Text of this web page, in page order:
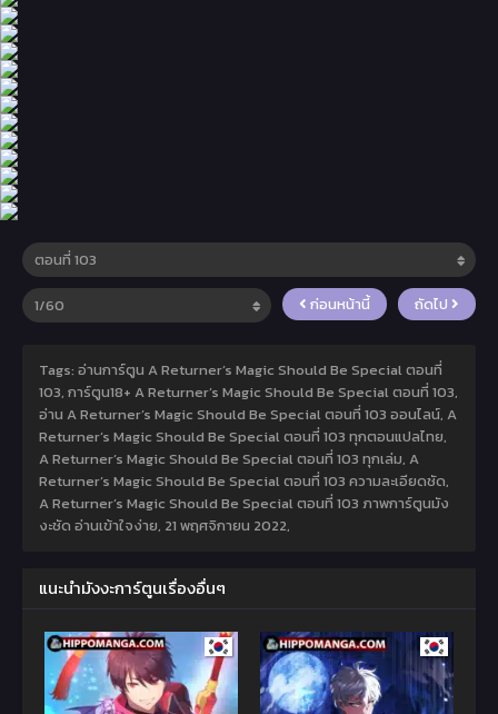
ก่อนหน้านี้ ถัดไป
Tags: อ่านการ์ตูน A Returner’s Magic Should Be Special ตอนที่
103, การ์ตูน18+ A Returner’s Magic Should Be Special ตอนที่ 103,
อ่าน A Returner’s Magic Should Be Special ตอนที่ 103 ออนไลน์, A
Returner’s Magic Should Be Special ตอนที่ 103 ทุกตอนแปลไทย,
A Returner’s Magic Should Be Special ตอนที่ 103 ทุกเล่ม, A
Returner’s Magic Should Be Special ตอนที่ 103 ความละเอียดชัด,
A Returner’s Magic Should Be Special ตอนที่ 103 ภาพการ์ตูนมัง
งะชัด อ่านเข้าใจง่าย, 21 พฤศจิกายน 2022,
แนะนำมังงะการ์ตูนเรื่องอื่นๆ